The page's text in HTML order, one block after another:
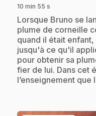
10 min 55 s
.Lorsque Bruno se
plume de corneille
quand il était
jusqu'à ce qu'il
pour obtenir sa
fier de lui. Dans cet
l’enseignement